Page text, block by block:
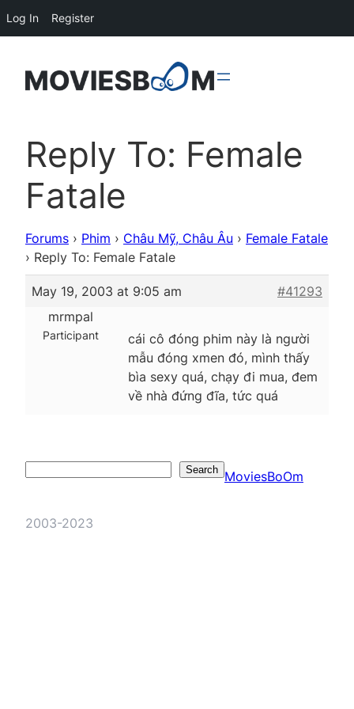
Reply To: Female
Fatale
Forums › Phim › Châu Mỹ, Châu Âu › Female Fatale
› Reply To: Female Fatale
May 19, 2003 at 9:05 am
#41293
mrmpal
Participant
cái cô đóng phim này là người
mẫu đóng xmen đó, mình thấy
bìa sexy quá, chạy đi mua, đem
về nhà đứng đĩa, tức quá
Search MoviesBoOm
2003-2023
Log In Register